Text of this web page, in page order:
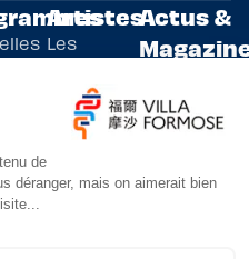
Artistes
Les
artistes
résidents
Evènements
Actus &
actualités